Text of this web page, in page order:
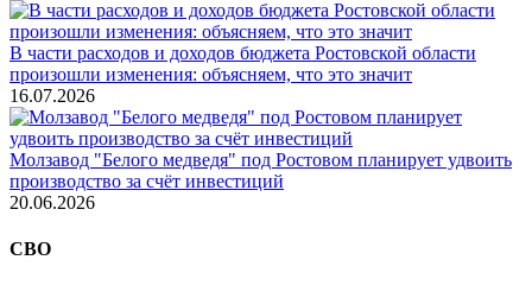
В части расходов и доходов бюджета Ростовской области
произошли изменения: объясняем, что это значит
16.07.2026
Молзавод "Белого медведя" под Ростовом планирует удвоить
производство за счёт инвестиций
20.06.2026
СВО